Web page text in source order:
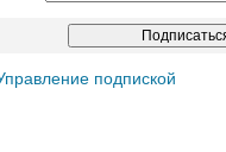
подпиской